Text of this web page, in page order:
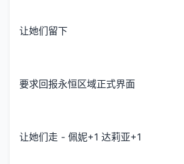
让她们留下
要求回报永恒区域正式界面
让她们走 - 佩妮+1 达莉亚+1